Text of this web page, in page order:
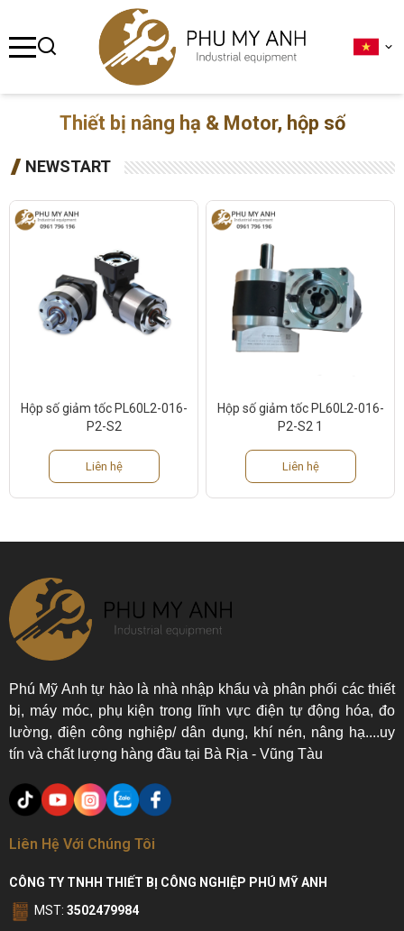
Thiết bị nâng hạ & Motor, hộp số
NEWSTART
Hộp số giảm tốc PL60L2-016-
P2-S2
Liên hệ
Hộp số giảm tốc PL60L2-016-
P2-S2 1
Liên hệ
Phú Mỹ Anh tự hào là nhà nhập khẩu và phân phối các thiết
bị, máy móc, phụ kiện trong lĩnh vực điện tự động hóa, đo
lường, điện công nghiệp/ dân dụng, khí nén, nâng hạ....uy
tín và chất lượng hàng đầu tại Bà Rịa - Vũng Tàu
Liên Hệ Với Chúng Tôi
CÔNG TY TNHH THIẾT BỊ CÔNG NGHIỆP PHÚ MỸ ANH
MST: 3502479984